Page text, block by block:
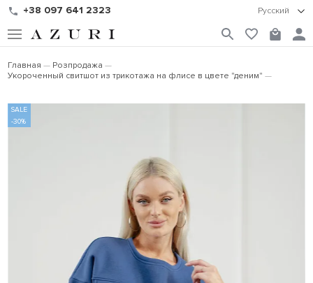
+38 097 641 2323 Русский
Главная
Розпродажа
Укороченный свитшот из трикотажа на флисе в цвете "деним"